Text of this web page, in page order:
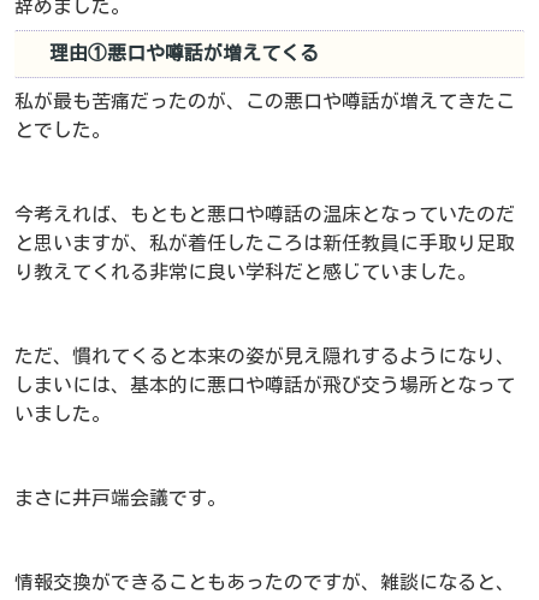
辞めました。
理由①悪口や噂話が増えてくる
私が最も苦痛だったのが、この悪口や噂話が増えてきたこ
とでした。
今考えれば、もともと悪口や噂話の温床となっていたのだ
と思いますが、私が着任したころは新任教員に手取り足取
り教えてくれる非常に良い学科だと感じていました。
ただ、慣れてくると本来の姿が見え隠れするようになり、
しまいには、基本的に悪口や噂話が飛び交う場所となって
いました。
まさに井戸端会議です。
情報交換ができることもあったのですが、雑談になると、